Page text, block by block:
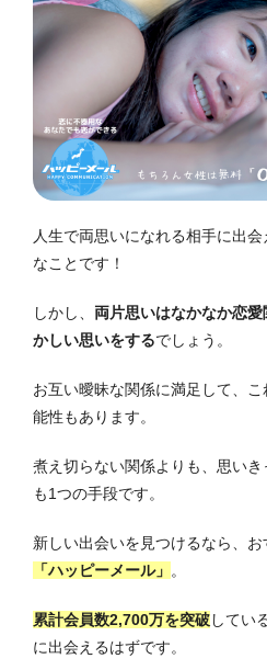
人生で両思いになれる相手に出
なことです！
しかし、 両片思いはなかなか恋
かしい思いをするでしょう。
お互い曖昧な関係に満足して、
能性もあります。
煮え切らない関係よりも、思いき
も1つの手段です。
新しい出会いを見つけるなら、お
「ハッピーメール」 。
累計会員数2,700万を突破してい
に出会えるはずです。